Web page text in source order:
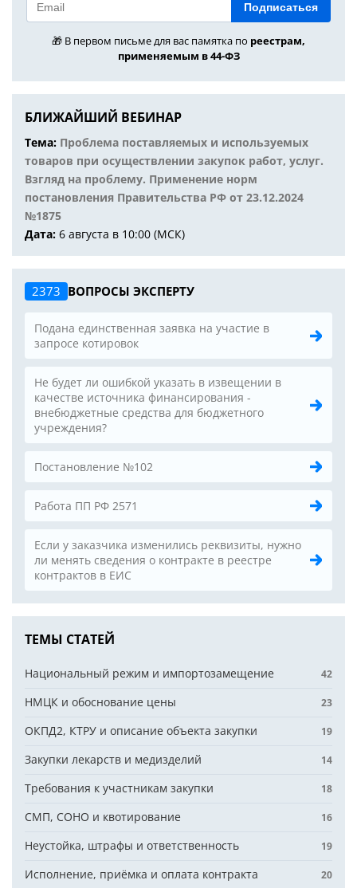
Подписаться
🎁 В первом письме для вас памятка по реестрам,
применяемым в 44-ФЗ
БЛИЖАЙШИЙ ВЕБИНАР
Тема: Проблема поставляемых и используемых
товаров при осуществлении закупок работ, услуг.
Взгляд на проблему. Применение норм
постановления Правительства РФ от 23.12.2024
№1875
Дата: 6 августа в 10:00 (МСК)
2373 ВОПРОСЫ ЭКСПЕРТУ
Подана единственная заявка на участие в
запросе котировок
Не будет ли ошибкой указать в извещении в
качестве источника финансирования -
внебюджетные средства для бюджетного
учреждения?
Постановление №102
Работа ПП РФ 2571
Если у заказчика изменились реквизиты, нужно
ли менять сведения о контракте в реестре
контрактов в ЕИС
ТЕМЫ СТАТЕЙ
Национальный режим и импортозамещение 42
НМЦК и обоснование цены 23
ОКПД2, КТРУ и описание объекта закупки 19
Закупки лекарств и медизделий 14
Требования к участникам закупки 18
СМП, СОНО и квотирование 16
Неустойка, штрафы и ответственность 19
Исполнение, приёмка и оплата контракта 20